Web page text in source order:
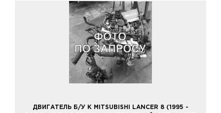
ДВИГАТЕЛЬ Б/У К MITSUBISHI LANCER 8 (1995 -